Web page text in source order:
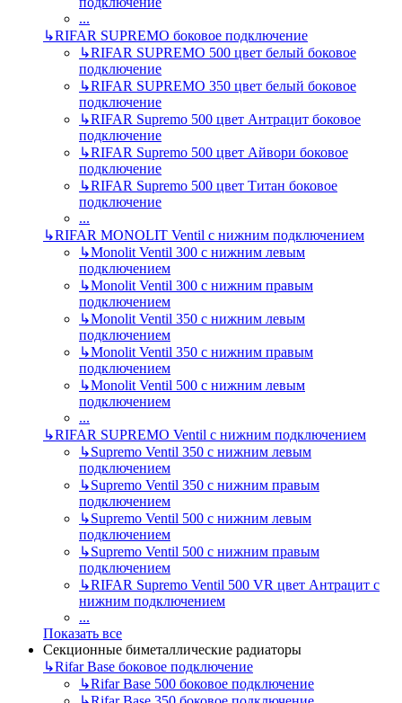
...
↳RIFAR SUPREMO боковое подключение
↳RIFAR SUPREMO 500 цвет белый боковое
подключение
↳RIFAR SUPREMO 350 цвет белый боковое
подключение
↳RIFAR Supremo 500 цвет Антрацит боковое
подключение
↳RIFAR Supremo 500 цвет Айвори боковое
подключение
↳RIFAR Supremo 500 цвет Титан боковое
подключение
...
↳RIFAR MONOLIT Ventil с нижним подключением
↳Monolit Ventil 300 с нижним левым
подключением
↳Monolit Ventil 300 с нижним правым
подключением
↳Monolit Ventil 350 с нижним левым
подключением
↳Monolit Ventil 350 с нижним правым
подключением
↳Monolit Ventil 500 с нижним левым
подключением
...
↳RIFAR SUPREMO Ventil с нижним подключением
↳Supremo Ventil 350 с нижним левым
подключением
↳Supremo Ventil 350 с нижним правым
подключением
↳Supremo Ventil 500 с нижним левым
подключением
↳Supremo Ventil 500 с нижним правым
подключением
↳RIFAR Supremo Ventil 500 VR цвет Антрацит с
нижним подключением
...
Показать все
Секционные биметаллические радиаторы
↳Rifar Base боковое подключение
↳Rifar Base 500 боковое подключение